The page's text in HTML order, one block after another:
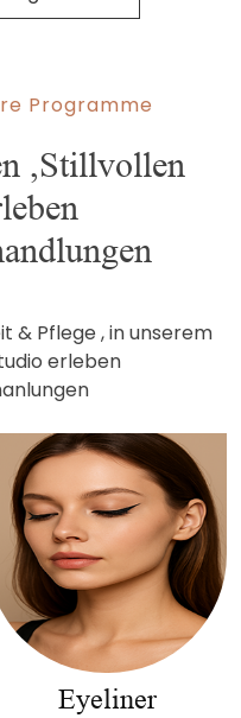
Programme
,Stillvollen
& Pflege , in unserem
erleben
Eyeliner